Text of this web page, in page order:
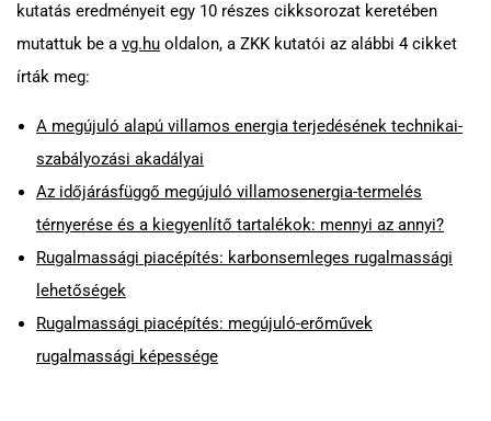
kutatás eredményeit egy 10 részes cikksorozat keretében
mutattuk be a vg.hu oldalon, a ZKK kutatói az alábbi 4 cikket
írták meg:
A megújuló alapú villamos energia terjedésének technikai-
szabályozási akadályai
Az időjárásfüggő megújuló villamosenergia-termelés
térnyerése és a kiegyenlítő tartalékok: mennyi az annyi?
Rugalmassági piacépítés: karbonsemleges rugalmassági
lehetőségek
Rugalmassági piacépítés: megújuló-erőművek
rugalmassági képessége